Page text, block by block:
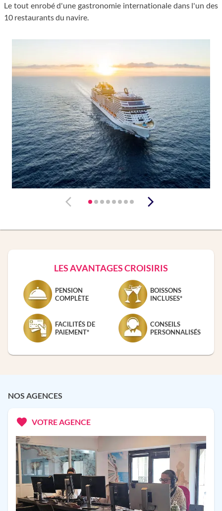
Le tout enrobé d'une gastronomie internationale dans l'un des
10 restaurants du navire.
LES AVANTAGES CROISIRIS
PENSION
COMPLÈTE
BOISSONS
INCLUSES*
FACILITÉS DE
PAIEMENT*
CONSEILS
PERSONNALISÉS
NOS AGENCES
VOTRE AGENCE